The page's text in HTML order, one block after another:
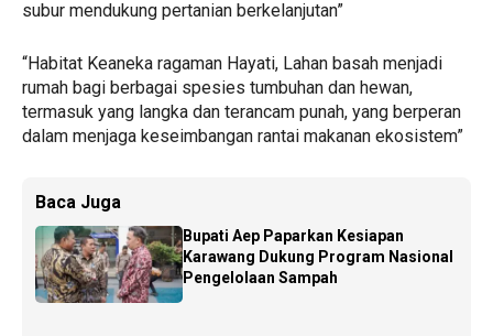
subur mendukung pertanian berkelanjutan”
“Habitat Keaneka ragaman Hayati, Lahan basah menjadi
rumah bagi berbagai spesies tumbuhan dan hewan,
termasuk yang langka dan terancam punah, yang berperan
dalam menjaga keseimbangan rantai makanan ekosistem”
Baca Juga
Bupati Aep Paparkan Kesiapan
Karawang Dukung Program Nasional
Pengelolaan Sampah